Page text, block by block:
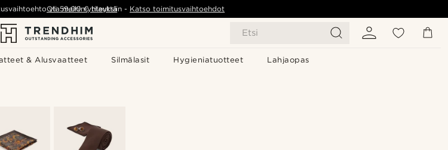
Etsi
& Alusvaatteet Silmälasit Hygieniatuotteet Lahjaopas
yli 59,00 €tilauksiin - Katso toimitusvaihtoehdot
Ota meihin yhteyttä